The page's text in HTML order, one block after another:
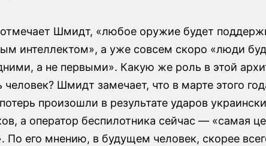
Шмидт, «любое оружие будет
интеллектом», а уже совсем скоро «люди
а не первыми». Какую же роль в этой
человек? Шмидт замечает, что в марте этого
произошли в результате ударов
а оператор беспилотника сейчас — «самая
По его мнению, в будущем человек, скорее